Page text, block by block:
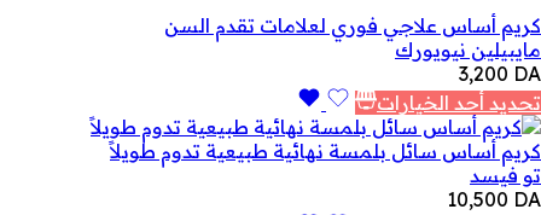
كريم أساس علاجي فوري لعلامات تقدم السن
مايبيلين نيويورك
3,200 DA
تحديد أحد الخيارات
كريم أساس سائل بلمسة نهائية طبيعية تدوم طويلاً
تو فيسد
10,500 DA